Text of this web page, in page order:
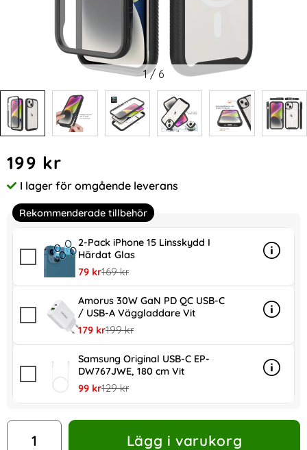
1/ 6
pris
199 kr
Tillgänglighet:
I lager för omgående leverans
Rekommenderade tillbehör
2-Pack iPhone 15 Linsskydd I
Härdat Glas
rea pris
79 krtidigare pris
169 kr
Info
mer
Amorus 30W GaN PD QC USB-C
/ USB-A Väggladdare Vit
rea pris
179 krtidigare pris
199 kr
Info
mer
Samsung Original USB-C EP-
DW767JWE, 180 cm Vit
rea pris
99 krtidigare pris
129 kr
Info
mer
antal
Lägg i varukorg